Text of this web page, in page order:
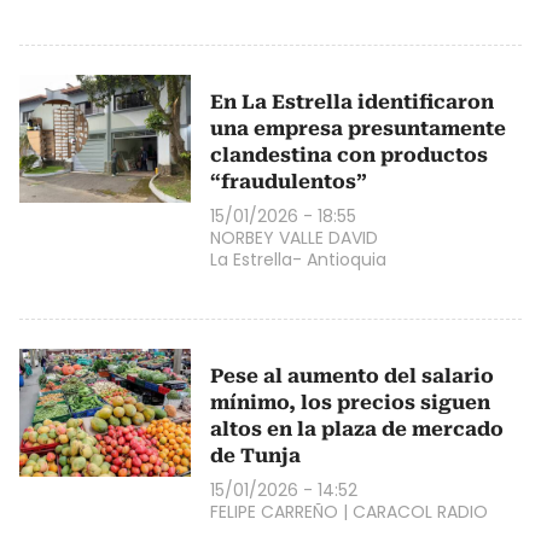
En La Estrella identificaron
una empresa presuntamente
clandestina con productos
“fraudulentos”
15/01/2026 - 18:55
NORBEY VALLE DAVID
La Estrella- Antioquia
Pese al aumento del salario
mínimo, los precios siguen
altos en la plaza de mercado
de Tunja
15/01/2026 - 14:52
FELIPE CARREÑO | CARACOL RADIO